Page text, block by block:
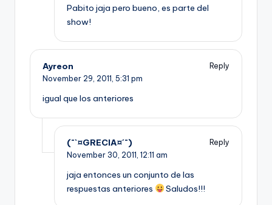
Pabito jaja pero bueno, es parte del
show!
Ayreon
Reply
November 29, 2011, 5:31 pm
igual que los anteriores
(¯`¤GRECIA¤´¯)
Reply
November 30, 2011, 12:11 am
jaja entonces un conjunto de las
respuestas anteriores
Saludos!!!